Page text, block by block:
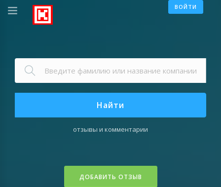
ВОЙТИ
Найти
отзывы и комментарии
ДОБАВИТЬ ОТЗЫВ